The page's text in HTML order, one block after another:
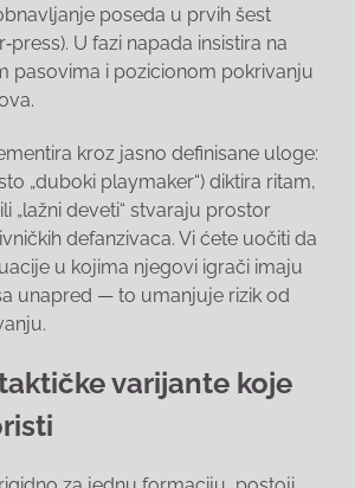
poseda u prvih šest
U fazi napada insistira na
pasovima i pozicionom pokrivanju
kroz jasno definisane uloge:
„duboki playmaker“) diktira ritam,
„lažni deveti“ stvaraju prostor
defanzivaca. Vi ćete uočiti da
u kojima njegovi igrači imaju
unapred — to umanjuje rizik od
varijante koje